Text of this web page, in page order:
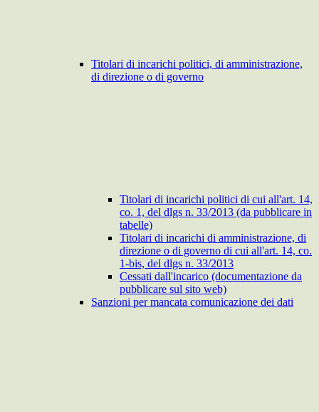
Titolari di incarichi politici, di amministrazione,
di direzione o di governo
Titolari di incarichi politici di cui all'art. 14,
co. 1, del dlgs n. 33/2013 (da pubblicare in
tabelle)
Titolari di incarichi di amministrazione, di
direzione o di governo di cui all'art. 14, co.
1-bis, del dlgs n. 33/2013
Cessati dall'incarico (documentazione da
pubblicare sul sito web)
Sanzioni per mancata comunicazione dei dati